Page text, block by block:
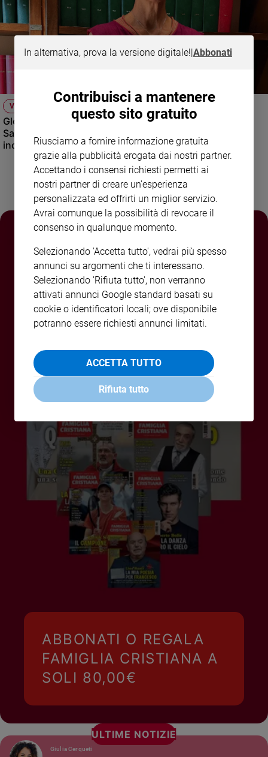
giovani
Adolescenza
Bioetica
Vai
Riflessioni
Foto
Video
Podcast
Privacy
Policy
Contatti
Pubblicità
Registrati
Redazione
VIDEO
Global Gathering: bambini e ragazzi da Uganda, Terra
Santa, Rione Sanità di Napoli, Camerino e Haiti si
incontrano in Italia attraverso la musica.
ABBONATI O REGALA
FAMIGLIA CRISTIANA A
SOLI 80,00€
ULTIME NOTIZIE
Giulia Cerqueti
In alternativa, prova la versione digitale!|Abbonati
Contribuisci a mantenere
questo sito gratuito
Riusciamo a fornire informazione gratuita
grazie alla pubblicità erogata dai nostri partner.
Accettando i consensi richiesti permetti ai
nostri partner di creare un'esperienza
personalizzata ed offrirti un miglior servizio.
Avrai comunque la possibilità di revocare il
consenso in qualunque momento.
Selezionando 'Accetta tutto', vedrai più spesso
annunci su argomenti che ti interessano.
Selezionando 'Rifiuta tutto', non verranno
attivati annunci Google standard basati su
cookie o identificatori locali; ove disponibile
potranno essere richiesti annunci limitati.
ACCETTA TUTTO
Rifiuta tutto